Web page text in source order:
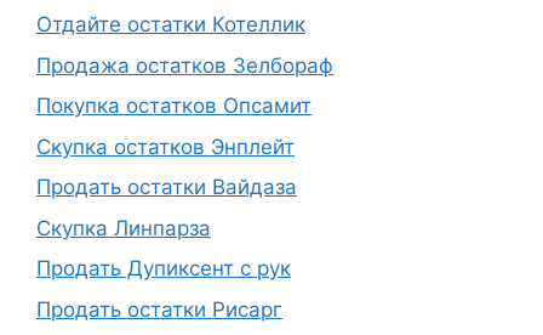
Отдайте остатки Котеллик
Продажа остатков Зелбораф
Покупка остатков Опсамит
Скупка остатков Энплейт
Продать остатки Вайдаза
Скупка Линпарза
Продать Дупиксент с рук
Продать остатки Рисарг